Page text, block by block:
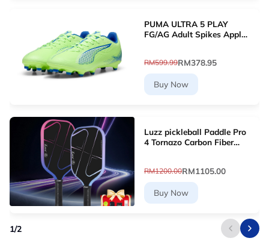
PUMA ULTRA 5 PLAY
FG/AG Adult Spikes Apple
RM599.99RM378.95
Buy Now
Luzz pickleball Paddle Pro
4 Tornazo Carbon Fiber
RM1200.00RM1105.00
Buy Now
1/2